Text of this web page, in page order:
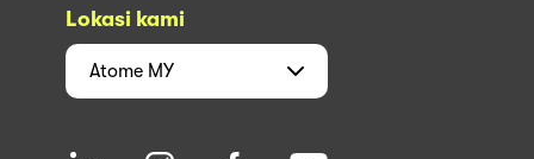
Lokasi kami
Atome MY